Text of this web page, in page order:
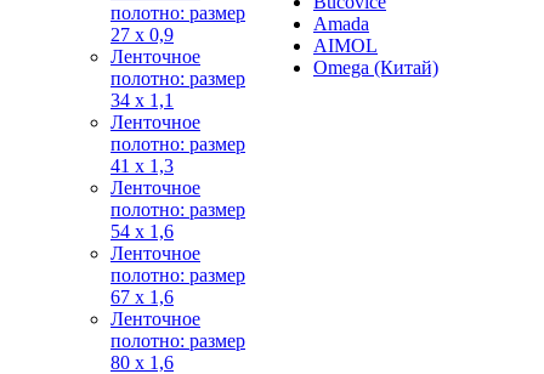
полотно: размер
27 х 0,9
Ленточное
полотно: размер
34 х 1,1
Ленточное
полотно: размер
41 х 1,3
Ленточное
полотно: размер
54 х 1,6
Ленточное
полотно: размер
67 х 1,6
Ленточное
полотно: размер
80 х 1,6
Amada
AIMOL
Omega (Китай)